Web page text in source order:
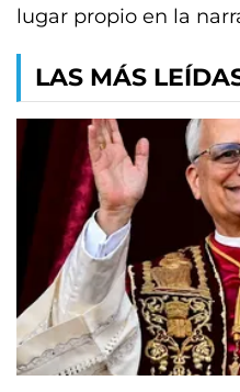
lugar propio en la
LAS MÁS